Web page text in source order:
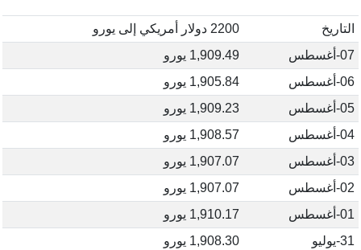
التاريخ
2200 دولار أمريكي إلى يورو
07-أغسطس
1,909.49 يورو
06-أغسطس
1,905.84 يورو
05-أغسطس
1,909.23 يورو
04-أغسطس
1,908.57 يورو
03-أغسطس
1,907.07 يورو
02-أغسطس
1,907.07 يورو
01-أغسطس
1,910.17 يورو
31-يوليو
1,908.30 يورو